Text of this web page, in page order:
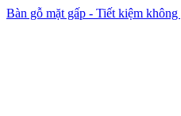
Bàn gỗ mặt gấp - Tiết kiệm